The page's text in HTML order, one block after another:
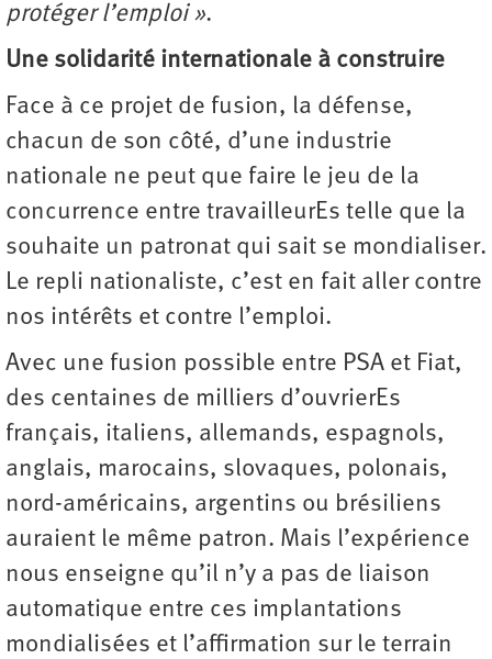
protéger l’emploi ».
Une solidarité internationale à construire
Face à ce projet de fusion, la défense,
chacun de son côté, d’une industrie
nationale ne peut que faire le jeu de la
concurrence entre travailleurEs telle que la
souhaite un patronat qui sait se mondialiser.
Le repli nationaliste, c’est en fait aller contre
nos intérêts et contre l’emploi.
Avec une fusion possible entre PSA et Fiat,
des centaines de milliers d’ouvrierEs
français, italiens, allemands, espagnols,
anglais, marocains, slovaques, polonais,
nord-américains, argentins ou brésiliens
auraient le même patron. Mais l’expérience
nous enseigne qu’il n’y a pas de liaison
automatique entre ces implantations
mondialisées et l’affirmation sur le terrain